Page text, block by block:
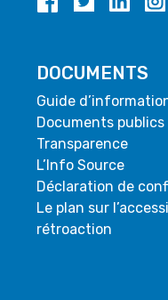
DOCUMENTS
Guide
Documents publics
Transparence
L’Info Source
Déclaration de
Le plan sur
rétroaction